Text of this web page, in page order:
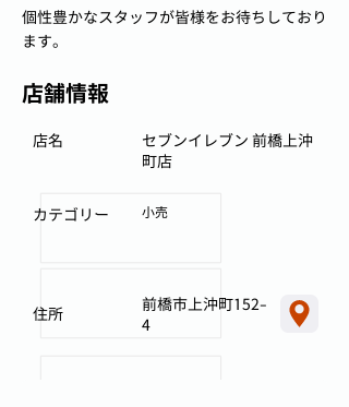
個性豊かなスタッフが皆様をお待ちしており
ます。
店舗情報
セブンイレブン 前橋上沖
町店
店名
小売
カテゴリー
前橋市上沖町152-
4
住所